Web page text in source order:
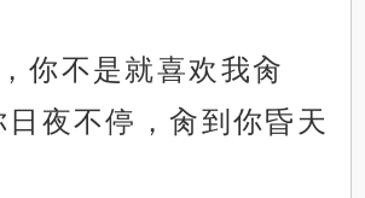
你不是就喜欢我肏
夜不停，肏到你昏天